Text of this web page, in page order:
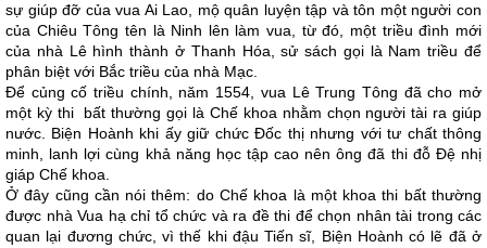
sự giúp đỡ của vua Ai Lao, mộ quân luyện tập và tôn một người con
của Chiêu Tông tên là Ninh lên làm vua, từ đó, một triều đình mới
của nhà Lê hình thành ở Thanh Hóa, sử sách gọi là Nam triều để
phân biệt với Bắc triều của nhà Mạc.
Để củng cố triều chính, năm 1554, vua Lê Trung Tông đã cho mở
một kỳ thi bất thường gọi là Chế khoa nhằm chọn người tài ra giúp
nước. Biện Hoành khi ấy giữ chức Đốc thị nhưng với tư chất thông
minh, lanh lợi cùng khả năng học tập cao nên ông đã thi đỗ Đệ nhị
giáp Chế khoa.
Ở đây cũng cần nói thêm: do Chế khoa là một khoa thi bất thường
được nhà Vua hạ chỉ tổ chức và ra đề thi để chọn nhân tài trong các
quan lại đương chức, vì thế khi đậu Tiến sĩ, Biện Hoành có lẽ đã ở